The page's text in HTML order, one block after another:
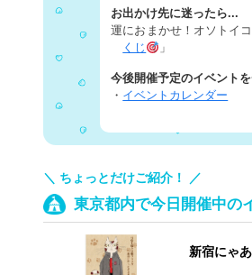
お出かけ先に迷ったら...
運におまかせ！オソトイコ
くじ
」
今後開催予定のイベント
・ イベントカレンダー
＼ ちょっとだけご紹介！ ／
東京都内で今日開催中の
新宿にゃ